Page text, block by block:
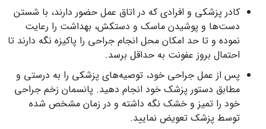
کادر پزشکی و افرادی که در اتاق عمل حضور دارند، با شستن
دست‌ها و پوشیدن ماسک و دستکش، بهداشت را رعایت
نموده و تا حد امکان محل انجام جراحی را پاکیزه نگه دارند تا
احتمال بروز عفونت به حداقل برسد.
پس از عمل جراحی خود، توصیه‌های پزشکی را به درستی و
مطابق دستور پزشک خود انجام دهید. پانسمان زخم جراحی
خود را تمیز و خشک نگه داشته و در زمان مشخص شده
توسط پزشک تعویض نمایید.